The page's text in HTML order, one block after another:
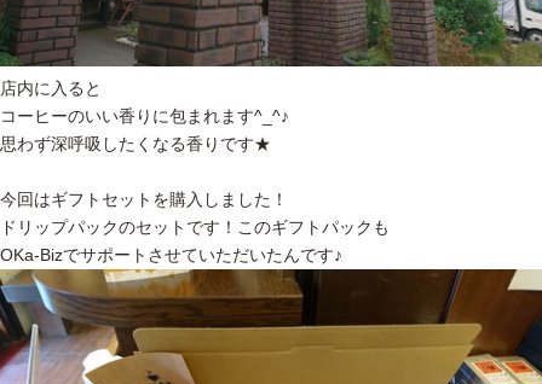
店内に入ると
コーヒーのいい香りに包まれます^_^♪
思わず深呼吸したくなる香りです★
今回はギフトセットを購入しました！
ドリップパックのセットです！このギフトパックも
OKa-Bizでサポートさせていただいたんです♪